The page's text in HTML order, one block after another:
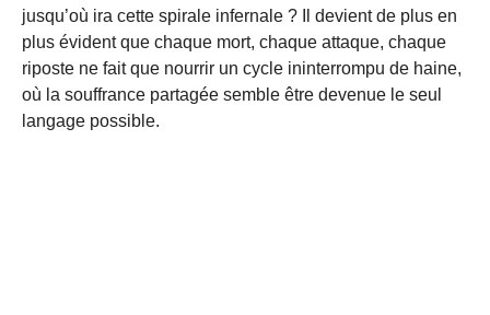
jusqu’où ira cette spirale infernale ? Il devient de plus en
plus évident que chaque mort, chaque attaque, chaque
riposte ne fait que nourrir un cycle ininterrompu de haine,
où la souffrance partagée semble être devenue le seul
langage possible.